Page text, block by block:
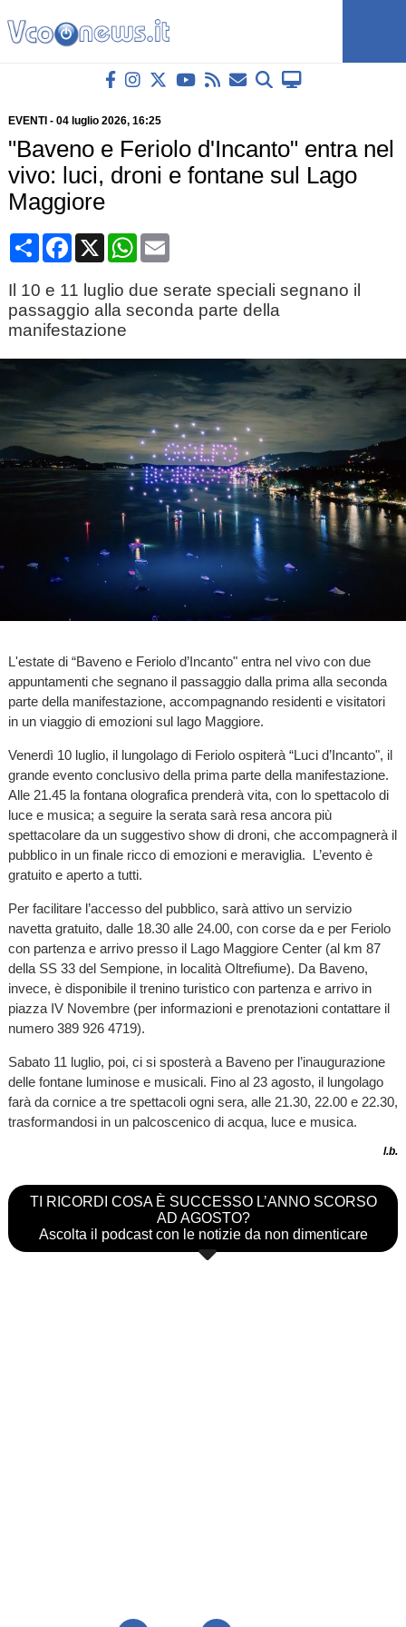
EVENTI - 04 luglio 2026, 16:25
"Baveno e Feriolo d'Incanto" entra nel
vivo: luci, droni e fontane sul Lago
Maggiore
CondividiFacebook
X WhatsApp
Email
Il 10 e 11 luglio due serate speciali segnano il
passaggio alla seconda parte della
manifestazione
L'estate di “Baveno e Feriolo d’Incanto" entra nel vivo con due
appuntamenti che segnano il passaggio dalla prima alla seconda
parte della manifestazione, accompagnando residenti e visitatori
in un viaggio di emozioni sul lago Maggiore.
Venerdì 10 luglio, il lungolago di Feriolo ospiterà “Luci d’Incanto", il
grande evento conclusivo della prima parte della manifestazione.
Alle 21.45 la fontana olografica prenderà vita, con lo spettacolo di
luce e musica; a seguire la serata sarà resa ancora più
spettacolare da un suggestivo show di droni, che accompagnerà il
pubblico in un finale ricco di emozioni e meraviglia. L’evento è
gratuito e aperto a tutti.
Per facilitare l’accesso del pubblico, sarà attivo un servizio
navetta gratuito, dalle 18.30 alle 24.00, con corse da e per Feriolo
con partenza e arrivo presso il Lago Maggiore Center (al km 87
della SS 33 del Sempione, in località Oltrefiume). Da Baveno,
invece, è disponibile il trenino turistico con partenza e arrivo in
piazza IV Novembre (per informazioni e prenotazioni contattare il
numero 389 926 4719).
Sabato 11 luglio, poi, ci si sposterà a Baveno per l’inaugurazione
delle fontane luminose e musicali. Fino al 23 agosto, il lungolago
farà da cornice a tre spettacoli ogni sera, alle 21.30, 22.00 e 22.30,
trasformandosi in un palcoscenico di acqua, luce e musica.
l.b.
TI RICORDI COSA È SUCCESSO L’ANNO SCORSO
AD AGOSTO?
Ascolta il podcast con le notizie da non dimenticare